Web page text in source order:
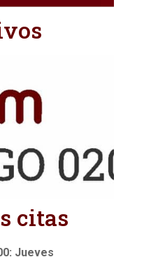
citas
Jueves